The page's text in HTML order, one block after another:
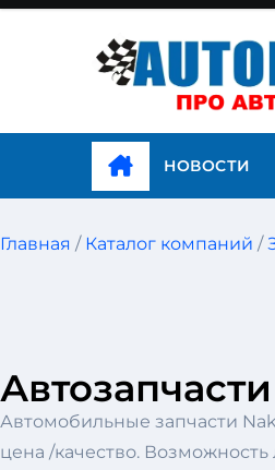
НОВОСТИ
Главная / Каталог компаний /
Автомобильные запчасти
цена /качество.